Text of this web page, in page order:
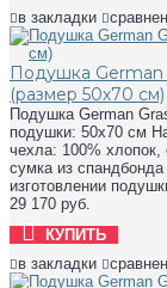
в закладки
Подушка German
(размер 50х70 см)
Подушка German
подушки: 50х70 см
чехла: 100% хлопок,
сумка из
изготовлении
29 170 руб.
КУПИТЬ
в закладки